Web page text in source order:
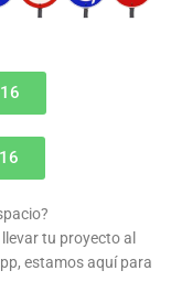
tu proyecto al
estamos aquí para